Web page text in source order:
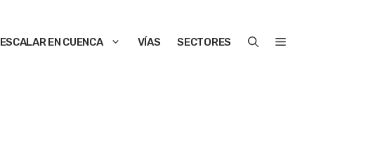
ESCALAR EN CUENCA VÍAS SECTORES